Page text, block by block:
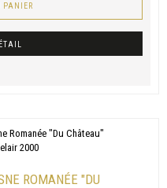
PANIER
ROMANÉE "DU